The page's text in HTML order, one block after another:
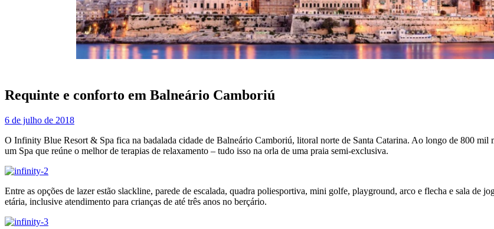
Requinte e conforto em Balneário Camboriú
6 de julho de 2018
O Infinity Blue Resort & Spa fica na badalada cidade de Balneário Camboriú, litoral norte de Santa Catarina. Ao longo de 800 mil
um Spa que reúne o melhor de terapias de relaxamento – tudo isso na orla de uma praia semi-exclusiva.
Entre as opções de lazer estão slackline, parede de escalada, quadra poliesportiva, mini golfe, playground, arco e flecha e sala de
etária, inclusive atendimento para crianças de até três anos no berçário.